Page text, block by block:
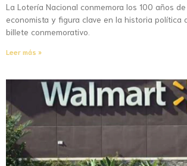
La Lotería Nacional conmemora los 100 años
economista y figura clave en la historia política
billete conmemorativo.
Leer más »